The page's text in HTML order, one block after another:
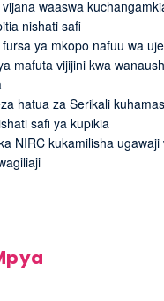
waaswa
nishati safi
ya mkopo nafuu wa
mafuta vijijini kwa
hatua za Serikali
safi ya kupikia
NIRC kukamilisha ugawaji